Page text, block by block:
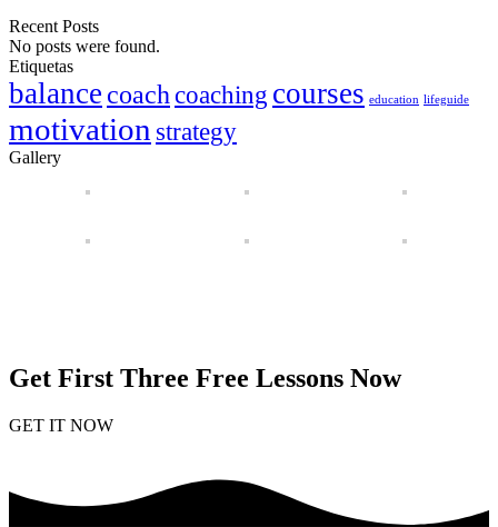
Recent Posts
No posts were found.
Etiquetas
balance coach coaching courses education lifeguide
motivation strategy
Gallery
Get First Three Free Lessons Now
GET IT NOW